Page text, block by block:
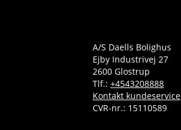
A/S Daells Bolighus
Ejby Industrivej 27
2600 Glostrup
Tlf.: +4543208888
Kontakt kundeservice
CVR-nr.: 15110589